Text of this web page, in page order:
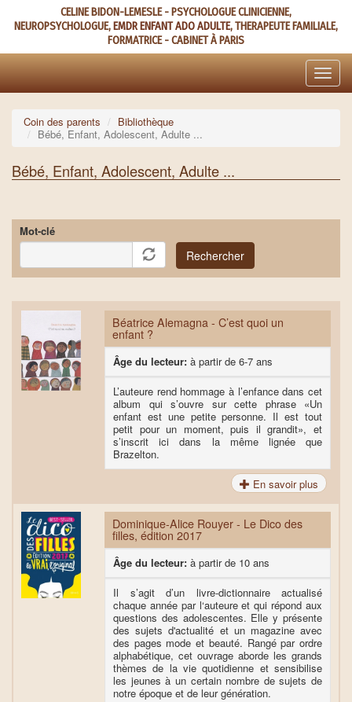
contenu
CELINE BIDON-LEMESLE - PSYCHOLOGUE CLINICIENNE,
NEUROPSYCHOLOGUE,EMDR ENFANT ADO ADULTE, THERAPEUTE FAMILIALE,
FORMATRICE - CABINET À PARIS
Toggle
Coin des parents
Bibliothèque
Bébé, Enfant, Adolescent, Adulte ...
Bébé, Enfant, Adolescent, Adulte ...
Mot-clé
Rechercher
Béatrice Alemagna - C’est quoi un
enfant ?
Âge du lecteur: à partir de 6-7 ans
L’auteure rend hommage à l’enfance dans cet
album qui s’ouvre sur cette phrase «Un
enfant est une petite personne. Il est tout
petit pour un moment, puis il grandit», et
s’inscrit ici dans la même lignée que
Brazelton.
En savoir plus
Dominique-Alice Rouyer - Le Dico des
filles, édition 2017
Âge du lecteur: à partir de 10 ans
Il s’agit d’un livre-dictionnaire actualisé
chaque année par l‘auteure et qui répond aux
questions des adolescentes. Elle y présente
des sujets d'actualité et un magazine avec
des pages mode et beauté. Rangé par ordre
alphabétique, cet ouvrage aborde les grands
thèmes de la vie quotidienne et sensibilise
les jeunes à un certain nombre de sujets de
notre époque et de leur génération.